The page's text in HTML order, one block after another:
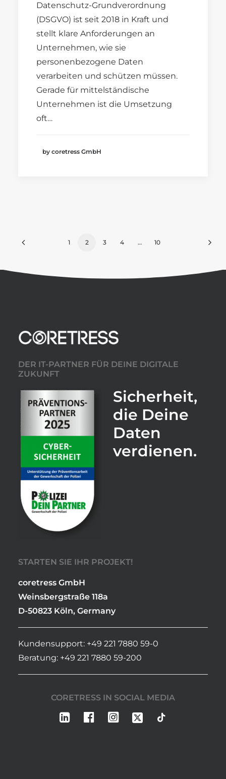
Datenschutz-Grundverordnung
(DSGVO) ist seit 2018 in Kraft und
stellt klare Anforderungen an
Unternehmen, wie sie
personenbezogene Daten
verarbeiten und schützen müssen.
Gerade für mittelständische
Unternehmen ist die Umsetzung
oft…
by coretress GmbH
1 2 3 4 … 10
DER IT-PARTNER FÜR DEINE DIGITALE
ZUKUNFT
Sicherheit,
die Deine
Daten
verdienen.
STARTEN SIE IHR PROJEKT!
coretress GmbH
Weinsbergstraße 118a
D-50823 Köln, Germany
Kundensupport: +49 221 7880 59-0
Beratung: +49 221 7880 59-200
CORETRESS IN SOCIAL MEDIA